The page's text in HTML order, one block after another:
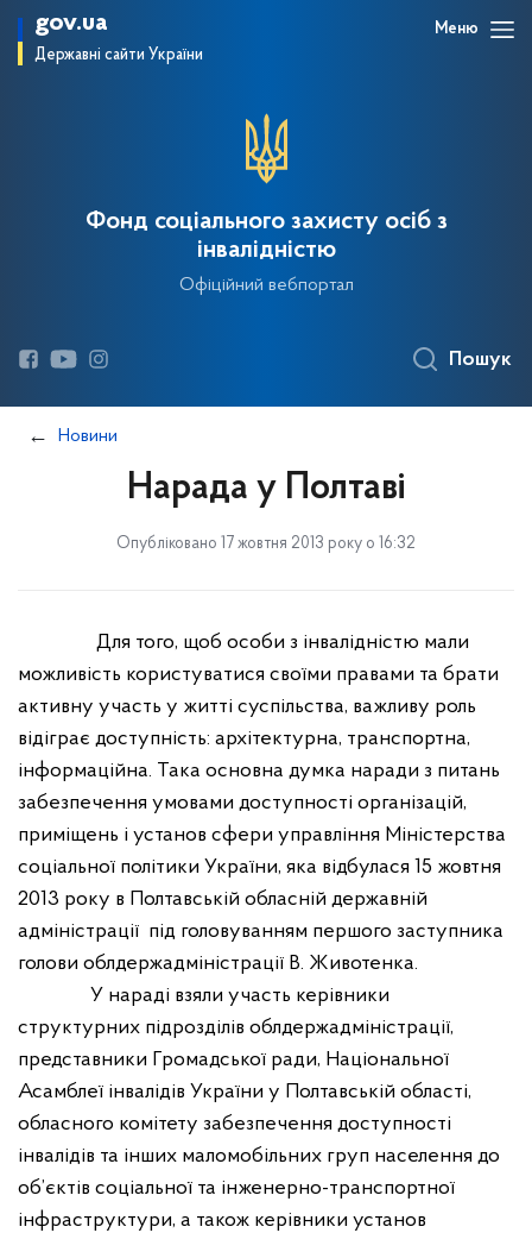
gov.ua
Державні сайти України
Меню
Фонд соціального захисту осіб з
інвалідністю
Офіційний вебпортал
Пошук
Новини
Нарада у Полтаві
Опубліковано 17 жовтня 2013 року о 16:32
Для того, щоб особи з інвалідністю мали
можливість користуватися своїми правами та брати
активну участь у житті суспільства, важливу роль
відіграє доступність: архітектурна, транспортна,
інформаційна. Така основна думка наради з питань
забезпечення умовами доступності організацій,
приміщень і установ сфери управління Міністерства
соціальної політики України, яка відбулася 15 жовтня
2013 року в Полтавській обласній державній
адміністрації під головуванням першого заступника
голови облдержадміністрації В. Животенка.
У нараді взяли участь керівники
структурних підрозділів облдержадміністрації,
представники Громадської ради, Національної
Асамблеї інвалідів України у Полтавській області,
обласного комітету забезпечення доступності
інвалідів та інших маломобільних груп населення до
об’єктів соціальної та інженерно-транспортної
інфраструктури, а також керівники установ